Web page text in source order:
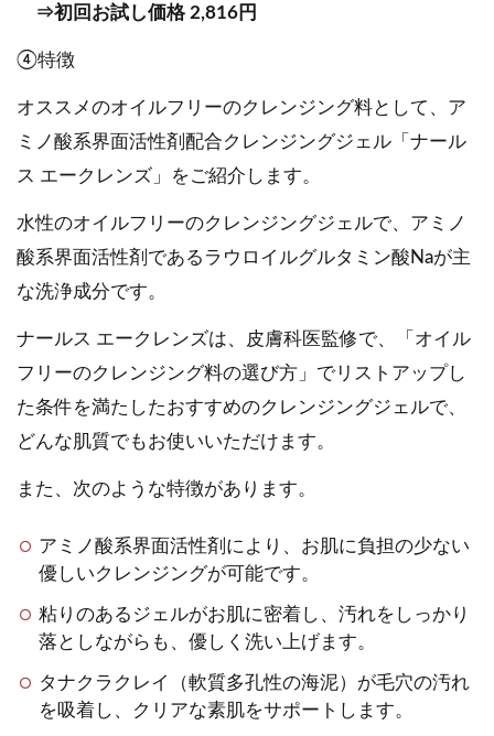
⇒初回お試し価格 2,816円
④特徴
オススメのオイルフリーのクレンジング料として、ア
ミノ酸系界面活性剤配合クレンジングジェル「ナール
ス エークレンズ」をご紹介します。
水性のオイルフリーのクレンジングジェルで、アミノ
酸系界面活性剤であるラウロイルグルタミン酸Naが主
な洗浄成分です。
ナールス エークレンズは、皮膚科医監修で、「オイル
フリーのクレンジング料の選び方」でリストアップし
た条件を満たしたおすすめのクレンジングジェルで、
どんな肌質でもお使いいただけます。
また、次のような特徴があります。
アミノ酸系界面活性剤により、お肌に負担の少ない
優しいクレンジングが可能です。
粘りのあるジェルがお肌に密着し、汚れをしっかり
落としながらも、優しく洗い上げます。
タナクラクレイ（軟質多孔性の海泥）が毛穴の汚れ
を吸着し、クリアな素肌をサポートします。